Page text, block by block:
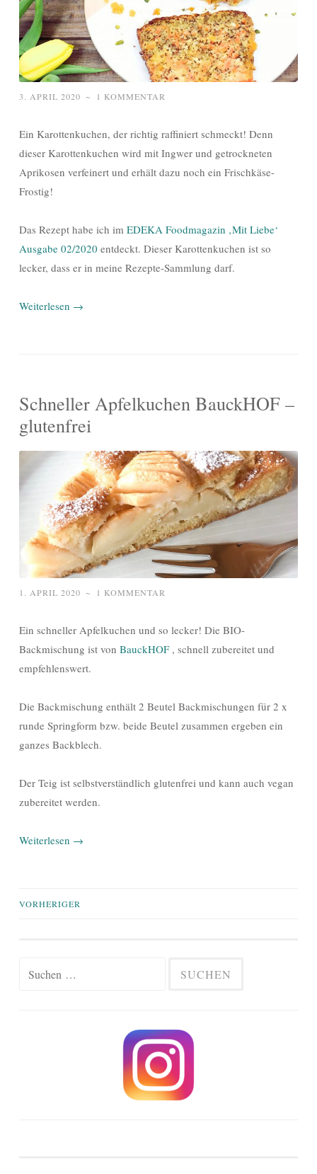
3. APRIL 2020 ~ 1 KOMMENTAR
Ein Karottenkuchen, der richtig raffiniert schmeckt! Denn
dieser Karottenkuchen wird mit Ingwer und getrockneten
Aprikosen verfeinert und erhält dazu noch ein Frischkäse-
Frostig!
Das Rezept habe ich im EDEKA Foodmagazin ‚Mit Liebe‘
Ausgabe 02/2020 entdeckt. Dieser Karottenkuchen ist so
lecker, dass er in meine Rezepte-Sammlung darf.
Weiterlesen →
Schneller Apfelkuchen BauckHOF –
glutenfrei
1. APRIL 2020 ~ 1 KOMMENTAR
Ein schneller Apfelkuchen und so lecker! Die BIO-
Backmischung ist von BauckHOF, schnell zubereitet und
empfehlenswert.
Die Backmischung enthält 2 Beutel Backmischungen für 2 x
runde Springform bzw. beide Beutel zusammen ergeben ein
ganzes Backblech.
Der Teig ist selbstverständlich glutenfrei und kann auch vegan
zubereitet werden.
Weiterlesen →
Beiträge-
VORHERIGER
Suchen